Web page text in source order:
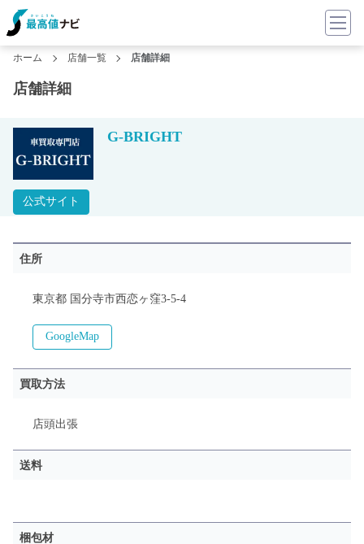
ホーム 店舗一覧 店舗詳細
店舗詳細
公式サイト
G-BRIGHT
住所
東京都 国分寺市西恋ヶ窪3-5-4
GoogleMap
買取方法
店頭出張
送料
梱包材